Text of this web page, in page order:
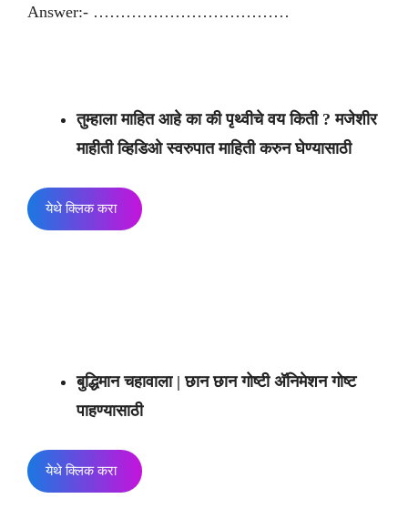
Answer:- ………………………………
तुम्हाला माहित आहे का की पृथ्वीचे वय किती ? मजेशीर
माहीती व्हिडिओ स्वरुपात माहिती करुन घेण्यासाठी
येथे क्लिक करा
बुद्धिमान चहावाला | छान छान गोष्टी अ‍ॅनिमेशन गोष्ट
पाहण्यासाठी
येथे क्लिक करा